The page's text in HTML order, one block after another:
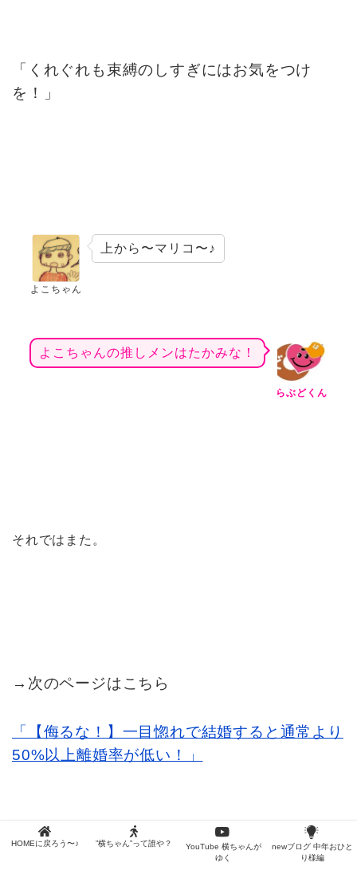
「くれぐれも束縛のしすぎにはお気をつけ
を！」
よこちゃん
上から〜マリコ〜♪
らぶどくん
よこちゃんの推しメンはたかみな！
それではまた。
→次のページはこちら
「【侮るな！】一目惚れで結婚すると通常より
50%以上離婚率が低い！」
HOMEに戻ろう〜♪ ”横ちゃん”って誰や？
YouTube 横ちゃんが
ゆく
newブログ 中年おひと
り様編